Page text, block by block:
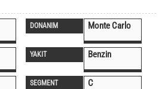
DONANIM Monte Carlo
YAKIT Benzin
SEGMENT C